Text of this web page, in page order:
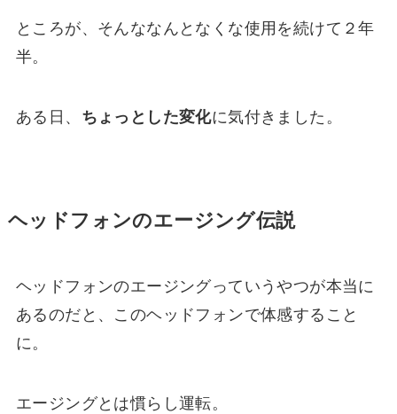
ところが、そんななんとなくな使用を続けて２年
半。
ある日、 ちょっとした変化に気付きました。
ヘッドフォンのエージング伝説
ヘッドフォンのエージングっていうやつが本当に
あるのだと、このヘッドフォンで体感すること
に。
エージングとは慣らし運転。